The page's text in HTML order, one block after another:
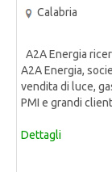
Calabria
A2A Energia
A2A Energia,
vendita di luce,
PMI e grandi
Dettagli